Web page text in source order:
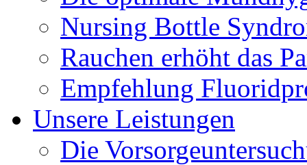
Nursing Bottle
Rauchen erhöht das
Empfehlung
Unsere Leistungen
Die